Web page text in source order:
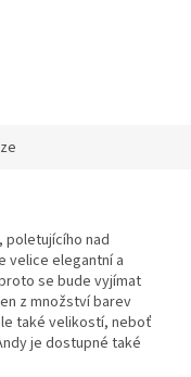
poletujícího nad
velice elegantní a
se bude vyjímat
z množství barev
také velikostí, neboť
je dostupné také